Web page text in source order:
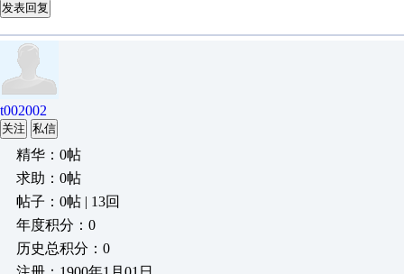
发表回复
t002002
关注 私信
精华：0帖
求助：0帖
帖子：0帖 | 13回
年度积分：0
历史总积分：0